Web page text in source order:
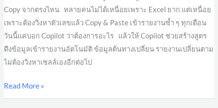
Copy จากตรงไหน หลายคนไม่ได้เหนื่อยเพราะ Excel ยาก แต่เหนื่อย
เพราะต้องวิ่งหาตัวเลขแล้ว Copy & Paste เข้ารายงานซ้ำ ๆ ทุกเดือน
วันนี้แค่บอก Copilot ว่าต้องการอะไร แล้วให้ Copilot ช่วยสร้างสูตร
ดึงข้อมูลเข้ารายงานอัตโนมัติ ข้อมูลต้นทางเปลี่ยน รายงานเปลี่ยนตาม
ไม่ต้องวิ่งหาเซลล์เองอีกต่อไป
ลด
Copy
Paste
Read More »